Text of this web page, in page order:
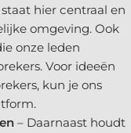
hier centraal en
omgeving. Ook
onze leden
Voor ideeën
kun je ons
– Daarnaast houdt